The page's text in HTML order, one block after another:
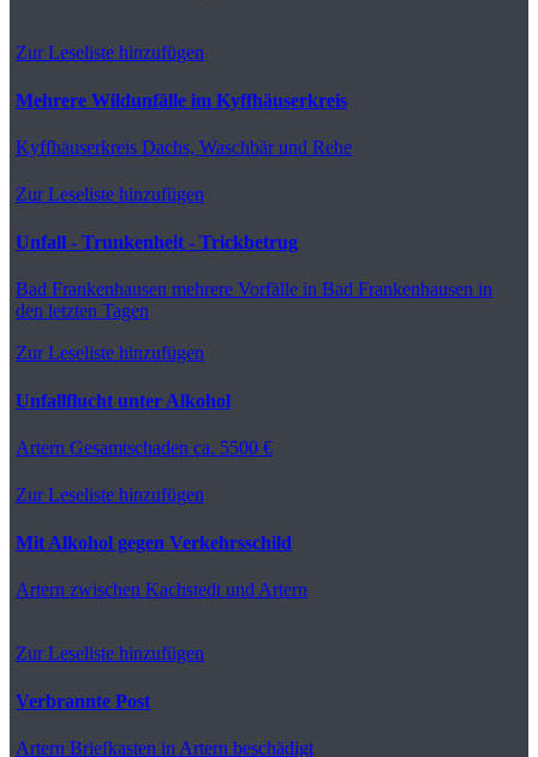
Zur Leseliste hinzufügen
Mehrere Wildunfälle im Kyffhäuserkreis
Kyffhäuserkreis Dachs, Waschbär und Rehe
Zur Leseliste hinzufügen
Unfall - Trunkenheit - Trickbetrug
Bad Frankenhausen mehrere Vorfälle in Bad Frankenhausen in
den letzten Tagen
Zur Leseliste hinzufügen
Unfallflucht unter Alkohol
Artern Gesamtschaden ca. 5500 €
Zur Leseliste hinzufügen
Mit Alkohol gegen Verkehrsschild
Artern zwischen Kachstedt und Artern
Zur Leseliste hinzufügen
Verbrannte Post
Artern Briefkasten in Artern beschädigt